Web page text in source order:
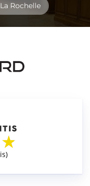
La Rochelle